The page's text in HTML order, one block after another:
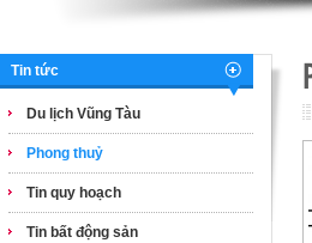
Tin tức
Du lịch Vũng Tàu
Phong thuỷ
Tin quy hoạch
Tin bất động sản